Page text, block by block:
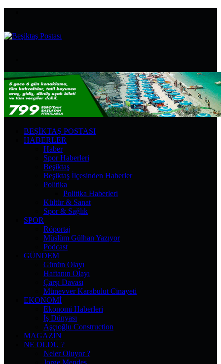
...
BEŞIKTAŞ POSTASI
HABERLER
Haber
Spor Haberleri
Beşiktaş
Beşiktaş İlçesinden Haberler
Politika
Politika Haberleri
Kültür & Sanat
Spor & Sağlık
SPOR
Röportaj
Müslüm Gülhan Yazıyor
Podcast
GÜNDEM
Günün Olayı
Haftanın Olayı
Çarşı Davası
Münevver Karabulut Cinayeti
EKONOMI
Ekonomi Haberleri
İş Dünyası
Aşçıoğlu Construction
MAGAZIN
NE OLDU ?
Neler Oluyor ?
Jorge Mendes